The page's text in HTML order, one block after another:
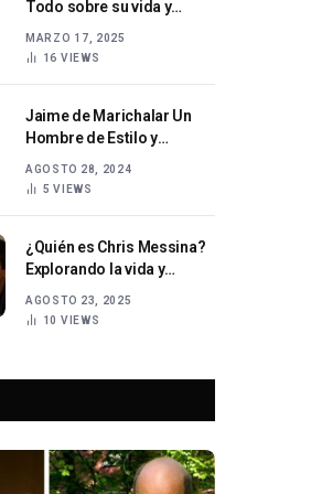
Todo sobre su vida y
MARZO 17, 2025
16 VIEWS
Jaime de Marichalar Un
Hombre de Estilo y
AGOSTO 28, 2024
5VIEWS
¿Quién es Chris Messina?
Explorando la vida y
estadounidense
AGOSTO 23, 2025
10 VIEWS